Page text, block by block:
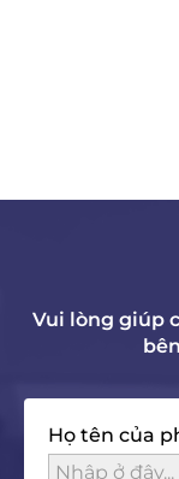
Vui lòng giúp
Họ tên của